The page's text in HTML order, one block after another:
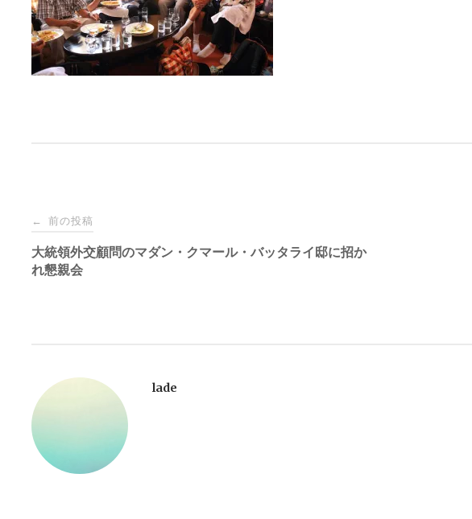
投
稿
ゲ
ー
シ
← 前の投稿
大統領外交顧問のマダン・クマール・バッタライ邸に招か
れ懇親会
lade